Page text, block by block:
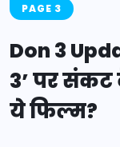
PAGE 3
Don 3
3’ पर संकट
ये फिल्म?